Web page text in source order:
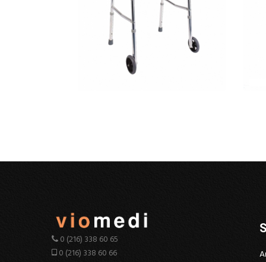
0 (216) 338 60 65
0 (216) 338 60 66